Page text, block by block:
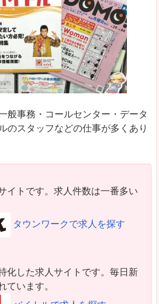
般事務・コールセンター・データ
のスタッフなどの仕事が多くあり
イトです。求人件数は一番多い
タウンワークで求人を探す
化した求人サイトです。毎日新
ています。